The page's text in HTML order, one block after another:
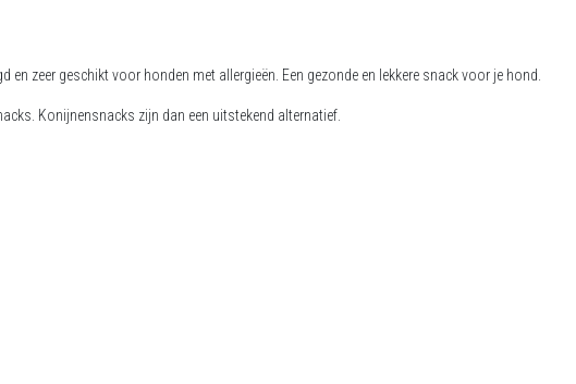
zeer geschikt voor honden met allergieën. Een gezonde en lekkere snack voor je hond.
Konijnensnacks zijn dan een uitstekend alternatief.